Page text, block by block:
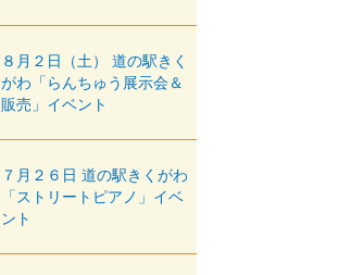
８月２日（土） 道の駅きく
がわ「らんちゅう展示会＆
販売」イベント
７月２６日 道の駅きくがわ
「ストリートピアノ」イベ
ント